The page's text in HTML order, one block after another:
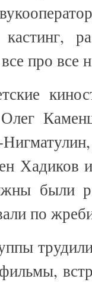
про все
Хадиков
были
по